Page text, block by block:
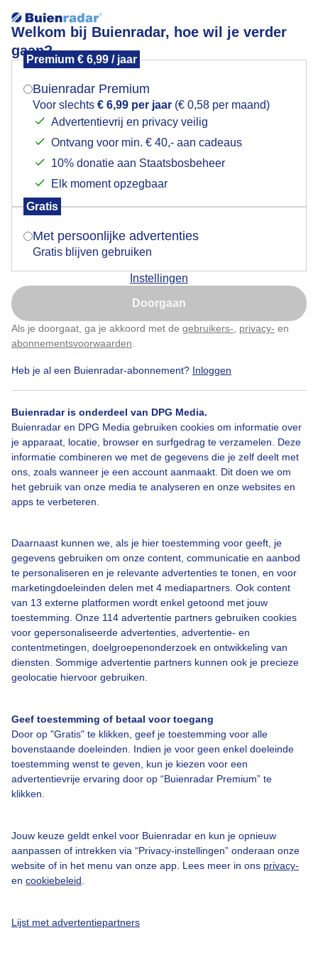
Welkom bij Buienradar, hoe wil je verder
gaan?
Premium € 6,99 / jaar
Buienradar Premium
Voor slechts € 6,99 per jaar (€ 0,58 per maand)
Advertentievrij en privacy veilig
Ontvang voor min. € 40,- aan cadeaus
10% donatie aan Staatsbosbeheer
Elk moment opzegbaar
Gratis
Met persoonlijke advertenties
Gratis blijven gebruiken
Instellingen
Doorgaan
Als je doorgaat, ga je akkoord met de gebruikers- privacy- en
abonnementsvoorwaarden
Heb je al een Buienradar-abonnement? Inloggen
Buienradar is onderdeel van DPG Media.
Buienradar en DPG Media gebruiken cookies om informatie over
je apparaat, locatie, browser en surfgedrag te verzamelen. Deze
informatie combineren we met de gegevens die je zelf deelt met
ons, zoals wanneer je een account aanmaakt. Dit doen we om
het gebruik van onze media te analyseren en onze websites en
apps te verbeteren.
Daarnaast kunnen we, als je hier toestemming voor geeft, je
gegevens gebruiken om onze content, communicatie en aanbod
te personaliseren en je relevante advertenties te tonen, en voor
marketingdoeleinden delen met 4 mediapartners. Ook content
van 13 externe platformen wordt enkel getoond met jouw
toestemming. Onze 114 advertentie partners gebruiken cookies
voor gepersonaliseerde advertenties, advertentie- en
contentmetingen, doelgroepenonderzoek en ontwikkeling van
diensten. Sommige advertentie partners kunnen ook je precieze
geolocatie hiervoor gebruiken.
Geef toestemming of betaal voor toegang
Door op "Gratis" te klikken, geef je toestemming voor alle
bovenstaande doeleinden. Indien je voor geen enkel doeleinde
toestemming wenst te geven, kun je kiezen voor een
advertentievrije ervaring door op “Buienradar Premium” te
klikken.
Jouw keuze geldt enkel voor Buienradar en kun je opnieuw
aanpassen of intrekken via “Privacy-instellingen” onderaan onze
website of in het menu van onze app. Lees meer in ons privacy-
en cookiebeleid
Lijst met advertentiepartners
bewolkte morgen, maar nog steeds droog
Door: Maddy Koster
Bekijk slideshow
Een moment geduld aub...
Over Buienradar
Contact
Toegankelijkheid
Gebruikersvoorwaarden
Buienradar Team
Privacy beleid
Cookie beleid
Gratis weerdata
Mogen we je locatie gebruiken voor het
Indien je hier nog geen akkoord op hebt gegeven,
verschijnt er zo een pop-up uit je browser waarin
Is goed, toon de popup
Nu niet, misschien later
Klik hierom dit aan te passen